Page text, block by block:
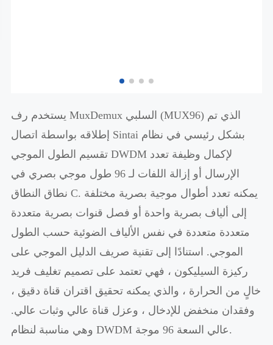
يستخدم رف MuxDemux السلبي (MUX96) الذي تم
إطلاقه بواسطة اتصال Sintai بشكل رئيسي في نظام
تقسيم الطول الموجي DWDM لإكمال وظيفة تعدد
الإرسال أو إزالة اللفات لـ 96 طول موجي بصري في
نطاق النطاق C. يمكنه تعدد أطوال موجية بصرية مختلفة
إلى ألياف بصرية واحدة أو فصل قنوات بصرية متعددة
متعددة متعددة في نفس الألياف الضوئية حسب الطول
الموجي. استنادًا إلى تقنية صريف الدليل الموجي على
ركيزة السيليكون ، فهي تعتمد على تصميم تغليف فريد
خالٍ من الحرارة ، والذي يمكنه تحقيق اقتران قناة دقيق ،
وفقدان منخفض للإدخال ، وعزل قناة عالي وثبات عالي.
وهي مناسبة لنظام DWDM عالي السعة 96 موجة.